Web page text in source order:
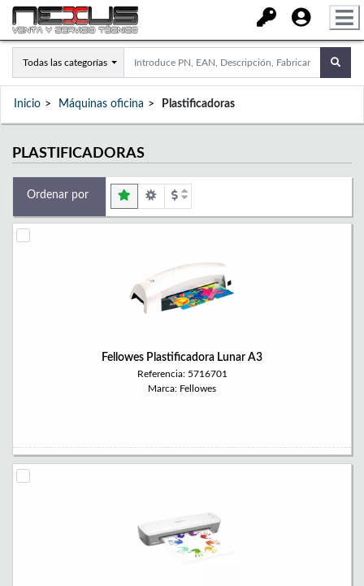
Todas las categorías
Inicio Máquinas oficina Plastificadoras
PLASTIFICADORAS
Ordenar por
Fellowes Plastificadora Lunar A3
Referencia: 5716701
Marca: Fellowes